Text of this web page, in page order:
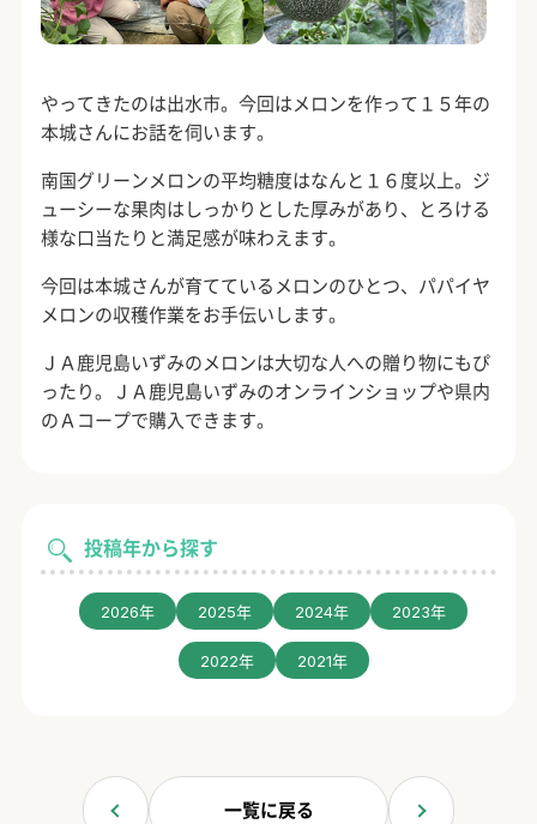
投稿年から探す
2026年 2025年 2024年 2023年
2022年 2021年
やってきたのは出水市。今回はメロンを作って１５年の
本城さんにお話を伺います。
南国グリーンメロンの平均糖度はなんと１６度以上。ジ
ューシーな果肉はしっかりとした厚みがあり、とろける
様な口当たりと満足感が味わえます。
今回は本城さんが育てているメロンのひとつ、パパイヤ
メロンの収穫作業をお手伝いします。
ＪＡ鹿児島いずみのメロンは大切な人への贈り物にもぴ
ったり。ＪＡ鹿児島いずみのオンラインショップや県内
のＡコープで購入できます。
一覧に戻る